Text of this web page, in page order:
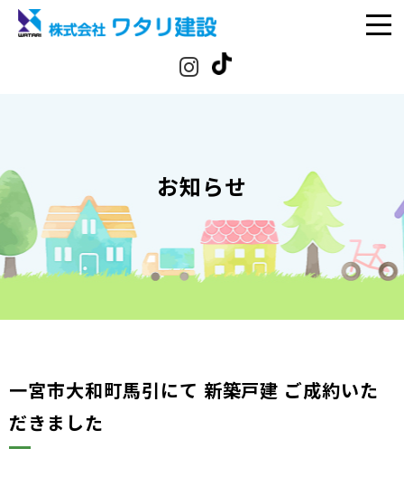
お知らせ
一宮市大和町馬引にて 新築戸建 ご成約いた
だきました